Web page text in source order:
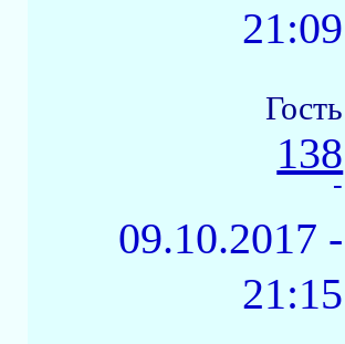
21:09
Гость
138
-
09.10.2017 -
21:15